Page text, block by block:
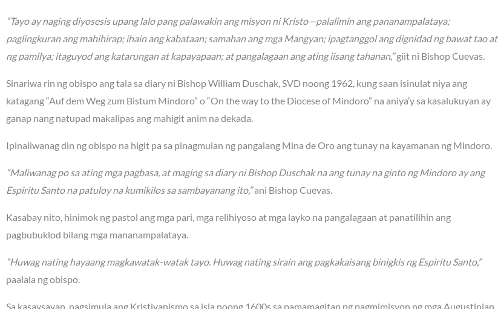
“Tayo ay naging diyosesis upang lalo pang palawakin ang misyon ni Kristo—palalimin ang pananampalataya;
paglingkuran ang mahihirap; ihain ang kabataan; samahan ang mga Mangyan; ipagtanggol ang dignidad ng bawat tao at
ng pamilya; itaguyod ang katarungan at kapayapaan; at pangalagaan ang ating iisang tahanan,”giit ni Bishop Cuevas.
Sinariwa rin ng obispo ang tala sa diary ni Bishop William Duschak, SVD noong 1962, kung saan isinulat niya ang
katagang “Auf dem Weg zum Bistum Mindoro” o “On the way to the Diocese of Mindoro” na aniya’y sa kasalukuyan ay
ganap nang natupad makalipas ang mahigit anim na dekada.
Ipinaliwanag din ng obispo na higit pa sa pinagmulan ng pangalang Mina de Oro ang tunay na kayamanan ng Mindoro.
“Maliwanag po sa ating mga pagbasa, at maging sa diary ni Bishop Duschak na ang tunay na ginto ng Mindoro ay ang
Espiritu Santo na patuloy na kumikilos sa sambayanang ito,”ani Bishop Cuevas.
Kasabay nito, hinimok ng pastol ang mga pari, mga relihiyoso at mga layko na pangalagaan at panatilihin ang
pagbubuklod bilang mga mananampalataya.
“Huwag nating hayaang magkawatak-watak tayo. Huwag nating sirain ang pagkakaisang binigkis ng Espiritu Santo,”
paalala ng obispo.
Sa kasaysayan, nagsimula ang Kristiyanismo sa isla noong 1600s sa pamamagitan ng pagmimisyon ng mga Augustinian,